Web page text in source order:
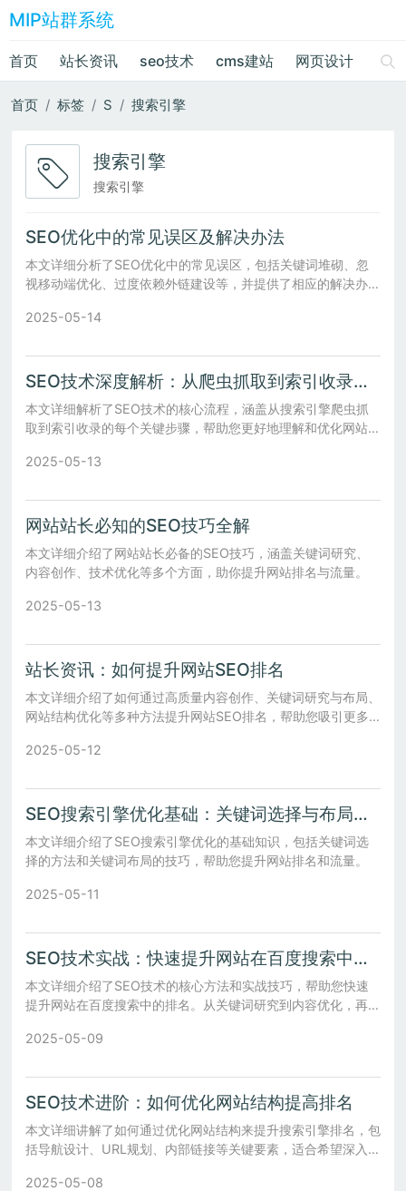
MIP站群系统
首页 站长资讯 seo技术 cms建站 网页设计 绘
首页 标签 S 搜索引擎
搜索引擎
搜索引擎
SEO优化中的常见误区及解决办法
本文详细分析了SEO优化中的常见误区，包括关键词堆砌、忽
视移动端优化、过度依赖外链建设等，并提供了相应的解决办
2025-05-14
SEO技术深度解析：从爬虫抓取到索引收录全流程
本文详细解析了SEO技术的核心流程，涵盖从搜索引擎爬虫抓
取到索引收录的每个关键步骤，帮助您更好地理解和优化网站表
2025-05-13
网站站长必知的SEO技巧全解
本文详细介绍了网站站长必备的SEO技巧，涵盖关键词研究、
内容创作、技术优化等多个方面，助你提升网站排名与流量。
2025-05-13
站长资讯：如何提升网站SEO排名
本文详细介绍了如何通过高质量内容创作、关键词研究与布局、
网站结构优化等多种方法提升网站SEO排名，帮助您吸引更多
2025-05-12
SEO搜索引擎优化基础：关键词选择与布局技巧
本文详细介绍了SEO搜索引擎优化的基础知识，包括关键词选
择的方法和关键词布局的技巧，帮助您提升网站排名和流量。
2025-05-11
SEO技术实战：快速提升网站在百度搜索中的排名
本文详细介绍了SEO技术的核心方法和实战技巧，帮助您快速
提升网站在百度搜索中的排名。从关键词研究到内容优化，再到
2025-05-09
SEO技术进阶：如何优化网站结构提高排名
本文详细讲解了如何通过优化网站结构来提升搜索引擎排名，包
括导航设计、URL规划、内部链接等关键要素，适合希望深入了
2025-05-08